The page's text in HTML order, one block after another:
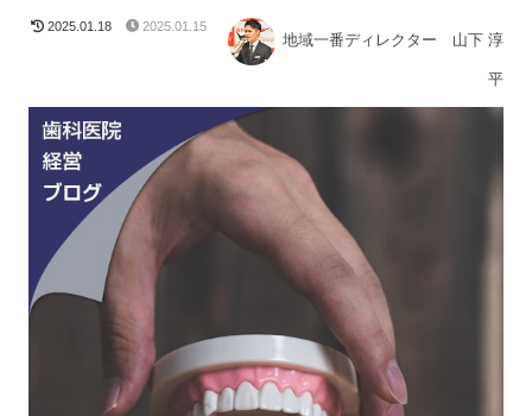
2025.01.18 2025.01.15
地域一番ディレクター 山下 淳
平